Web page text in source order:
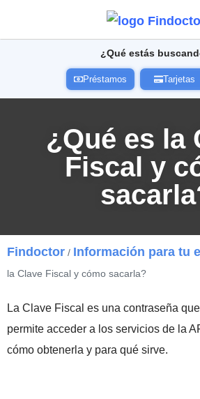
¿Qué estás
Préstamos Tarjetas
¿Qué es la
Fiscal y
Findoctor / Información para tu
la Clave Fiscal y cómo sacarla?
La Clave Fiscal es una contraseña
permite acceder a los servicios de la
cómo obtenerla y para qué sirve.